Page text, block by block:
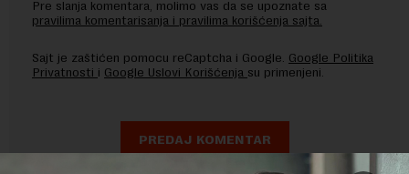
Pre slanja komentara, molimo vas da se upoznate sa
pravilima komentarisanja i pravilima korišćenja sajta.
Sajt je zaštićen pomocu reCaptcha i Google. Google Politika
Privatnosti i Google Uslovi Korišćenja su primenjeni.